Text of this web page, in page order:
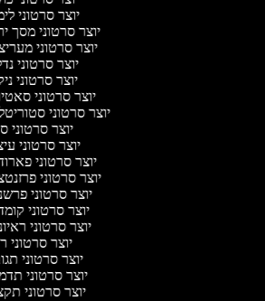
יוצר סרטוני
יוצר סרטוני מסך
יוצר סרטוני
יוצר סרטוני
יוצר סרטוני
יוצר סרטוני
יוצר סרטוני
יוצר סרטוני
יוצר סרטוני
יוצר סרטוני
יוצר סרטוני
יוצר סרטוני
יוצר סרטוני
יוצר סרטוני
יוצר סרטוני
יוצר סרטוני
יוצר סרטוני
יוצר סרטוני